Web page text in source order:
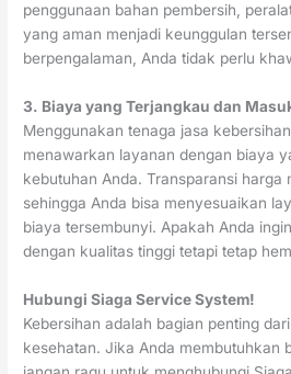
penggunaan bahan pembersih,
yang aman menjadi keunggulan
berpengalaman, Anda tidak perlu
3. Biaya yang Terjangkau dan
Menggunakan tenaga jasa
menawarkan layanan dengan biaya
kebutuhan Anda. Transparansi harga
sehingga Anda bisa menyesuaikan
biaya tersembunyi. Apakah Anda
dengan kualitas tinggi tetapi tetap
Hubungi Siaga Service System!
Kebersihan adalah bagian penting
kesehatan. Jika Anda membutuhkan